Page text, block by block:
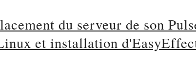
du serveur de son
et installation